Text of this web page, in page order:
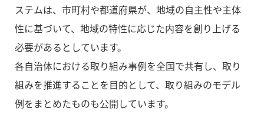
ステムは、市町村や都道府県が、地域の自主性や主体
性に基づいて、地域の特性に応じた内容を創り上げる
必要があるとしています。
各自治体における取り組み事例を全国で共有し、取り
組みを推進することを目的として、取り組みのモデル
例をまとめたものも公開しています。